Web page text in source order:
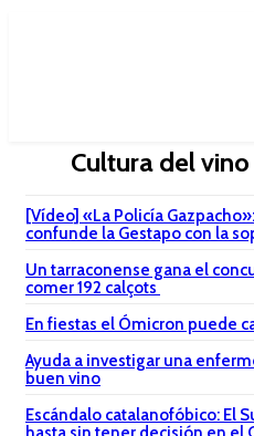
Cultura del
[Vídeo] «La Policía
confunde la Gestapo con la
Un tarraconense gana el
comer 192 calçots
En fiestas el Ómicron puede
Ayuda a investigar una
buen vino
Escándalo catalanofóbico: El